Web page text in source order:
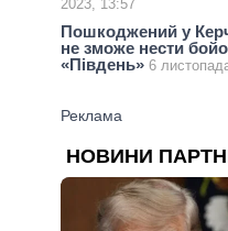
2023, 13:57
Пошкоджений у
не зможе нести
«Південь» 6